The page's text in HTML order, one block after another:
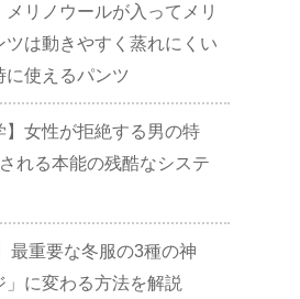
メリノウールが入ってメリ
ツは動きやすく蒸れにくい
使えるパンツ
】女性が拒絶する男の特
れる本能の残酷なシステ
最重要な冬服の3種の神
に変わる方法を解説